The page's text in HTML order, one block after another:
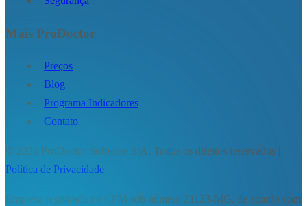
Mais ProDoctor
Preços
Blog
Programa Indicadores
Contato
© 2026 ProDoctor Software S/A. Todos os direitos reservados |
Política de Privacidade.
Empresa registrada no CFM sob número 21123-MG, de acordo com